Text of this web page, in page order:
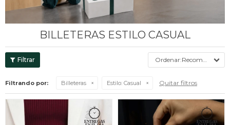
BILLETERAS ESTILO CASUAL
Recomendados
Filtrando por: Billeteras Estilo: Casual Quitar filtros